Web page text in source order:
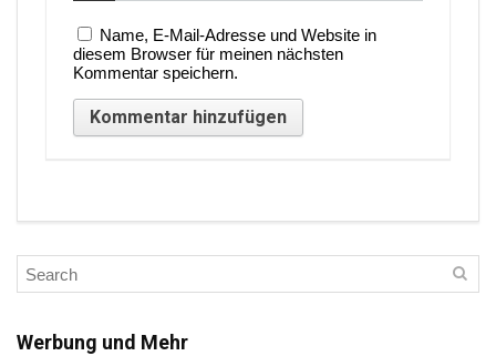
Name, E-Mail-Adresse und Website in
diesem Browser für meinen nächsten
Kommentar speichern.
Werbung und Mehr